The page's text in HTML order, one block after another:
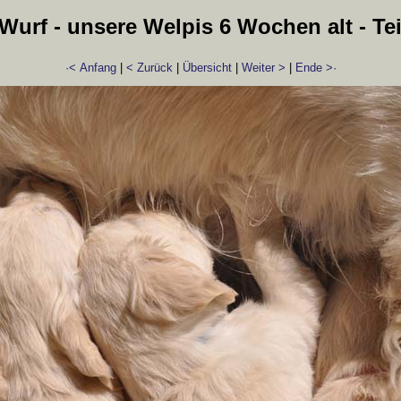
- unsere Welpis 6 Wochen alt -
·< Anfang| < Zurück| Übersicht| Weiter > Ende >·